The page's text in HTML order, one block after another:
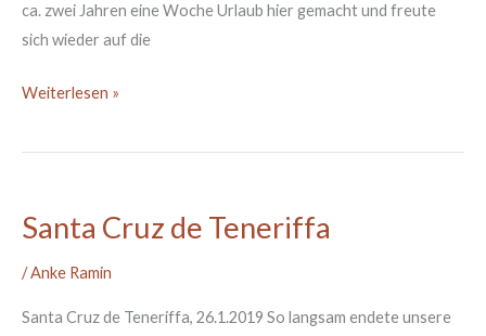
ca. zwei Jahren eine Woche Urlaub hier gemacht und freute
sich wieder auf die
Weiterlesen »
Santa Cruz de Teneriffa
/Anke Ramin
Santa Cruz de Teneriffa, 26.1.2019 So langsam endete unsere
Santa
de
Teneriffa